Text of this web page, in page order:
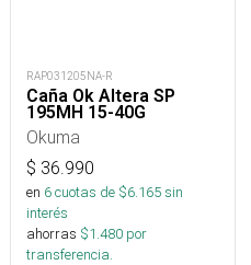
RAP031205NA-R
Caña Ok Altera SP
195MH 15-40G
Okuma
$ 36.990
en 6cuotas de $6.165sin
interés
ahorras $1.480 por
transferencia.